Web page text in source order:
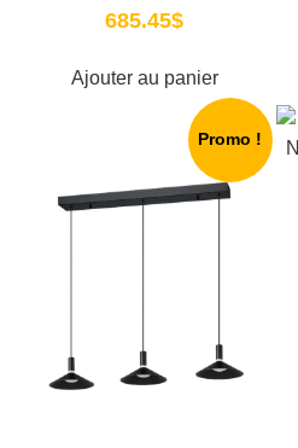
685.45$
Ajouter au panier
Promo !